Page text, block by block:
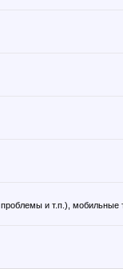
и т.п.),